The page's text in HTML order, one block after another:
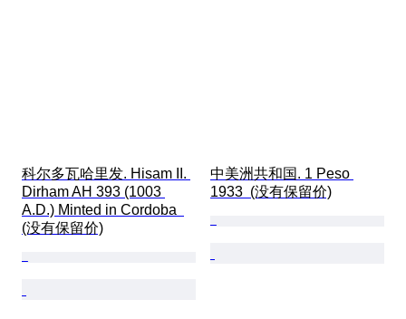
科尔多瓦哈里发. Hisam II.
Dirham AH 393 (1003
A.D.) Minted in Cordoba
(没有保留价)
中美洲共和国. 1 Peso
1933  (没有保留价)